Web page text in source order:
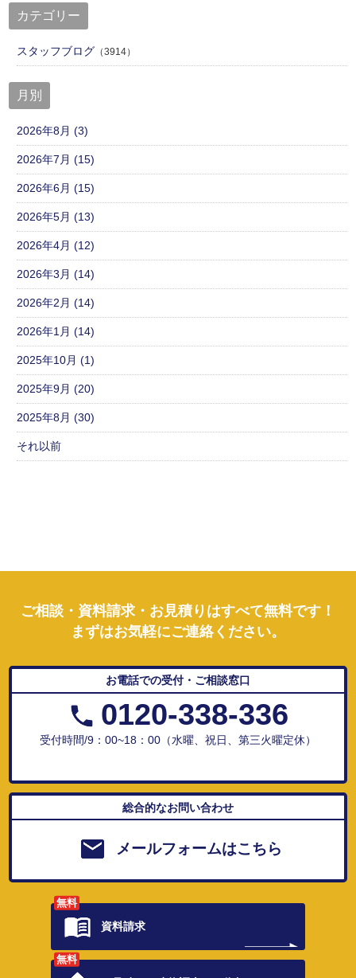
カテゴリー
スタッフブログ （3914）
月別
2026年8月 (3)
2026年7月 (15)
2026年6月 (15)
2026年5月 (13)
2026年4月 (12)
2026年3月 (14)
2026年2月 (14)
2026年1月 (14)
2025年10月 (1)
2025年9月 (20)
2025年8月 (30)
それ以前
ご相談・資料請求・お見積りはすべて無料です！
まずはお気軽にご連絡ください。
お電話での受付・ご相談窓口
0120-338-336
受付時間/9：00~18：00（水曜、祝日、第三火曜定休）
総合的なお問い合わせ
メールフォームはこちら
無料
資料請求
無料